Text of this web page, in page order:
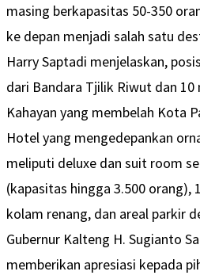
masing berkapasitas 50-350
ke depan menjadi salah satu
Harry Saptadi menjelaskan,
dari Bandara Tjilik Riwut dan
Kahayan yang membelah Kota
Hotel yang mengedepankan
meliputi deluxe dan suit room
(kapasitas hingga 3.500 orang),
kolam renang, dan areal parkir
Gubernur Kalteng H. Sugianto
memberikan apresiasi kepada